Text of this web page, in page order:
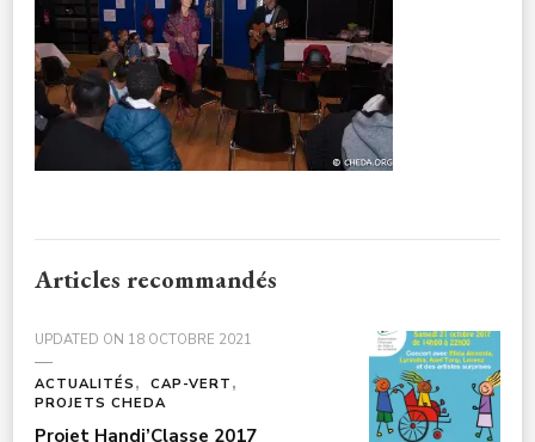
Articles recommandés
UPDATED ON 18 OCTOBRE 2021
ACTUALITÉS
CAP-VERT
PROJETS CHEDA
Projet Handi’Classe 2017